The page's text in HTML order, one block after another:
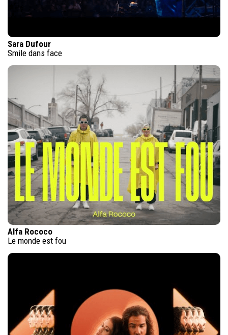
Sara Dufour
Smile dans face
Alfa Rococo
Le monde est fou